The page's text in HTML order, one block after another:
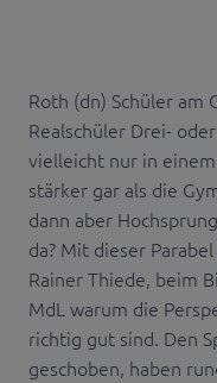
Roth (dn) Schüler am
Realschüler Drei-
vielleicht nur in
stärker gar als die
dann aber
da? Mit dieser
Rainer Thiede, beim
MdL warum die
richtig gut sind. Den
geschoben, haben